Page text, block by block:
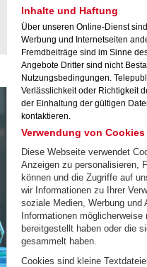
Inhalte und Haftung
Über unseren Online-Dienst
Werbung und Internetseiten
Fremdbeiträge sind im Sinne
Angebote Dritter sind nicht
Nutzungsbedingungen.
Verlässlichkeit oder Richtigkeit
der Einhaltung der gültigen
kontaktieren.
Verwendung von Cookies
Diese Webseite verwendet
Anzeigen zu personalisieren,
können und die Zugriffe auf
wir Informationen zu Ihrer
soziale Medien, Werbung und
Informationen
bereitgestellt haben oder die
gesammelt haben.
Cookies sind kleine